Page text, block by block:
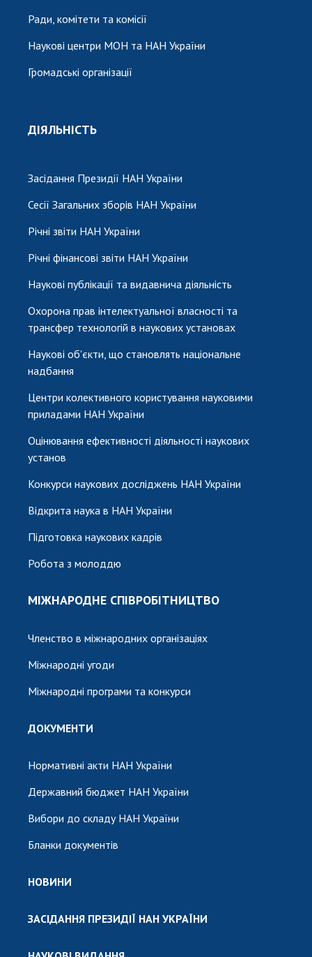
Ради, комітети та комісії
Наукові центри МОН та НАН України
Громадські організації
ДІЯЛЬНІСТЬ
Засідання Президії НАН України
Сесії Загальних зборів НАН України
Річні звіти НАН України
Річні фінансові звіти НАН України
Наукові публікації та видавнича діяльність
Охорона прав інтелектуальної власності та
трансфер технологій в наукових установах
Наукові об'єкти, що становлять національне
надбання
Центри колективного користування науковими
приладами НАН України
Оцінювання ефективності діяльності наукових
установ
Конкурси наукових досліджень НАН України
Відкрита наука в НАН України
Підготовка наукових кадрів
Робота з молоддю
МІЖНАРОДНЕ СПІВРОБІТНИЦТВО
Членство в міжнародних організаціях
Міжнародні угоди
Міжнародні програми та конкурси
ДОКУМЕНТИ
Нормативні акти НАН України
Державний бюджет НАН України
Вибори до складу НАН України
Бланки документів
НОВИНИ
ЗАСІДАННЯ ПРЕЗИДІЇ НАН УКРАЇНИ